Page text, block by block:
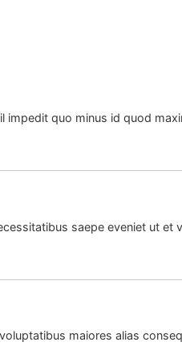
quo minus id quod
saepe eveniet ut et
maiores alias